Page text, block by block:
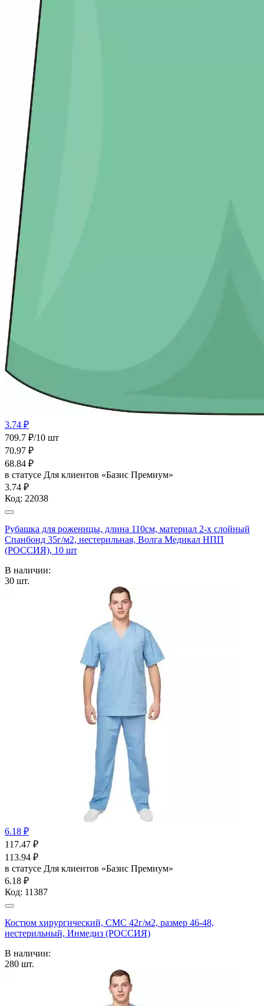
3.74 ₽
709.7 ₽/10 шт
70.97 ₽
68.84 ₽
в статусе Для клиентов «Базис Премиум»
3.74 ₽
Код: 22038
Рубашка для роженицы, длина 110см, материал 2-х слойный
Спанбонд 35г/м2, нестерильная, Волга Медикал НПП
(РОССИЯ), 10 шт
В наличии:
30 шт.
6.18 ₽
117.47 ₽
113.94 ₽
в статусе Для клиентов «Базис Премиум»
6.18 ₽
Код: 11387
Костюм хирургический, СМС 42г/м2, размер 46-48,
нестерильный, Инмедиз (РОССИЯ)
В наличии:
280 шт.